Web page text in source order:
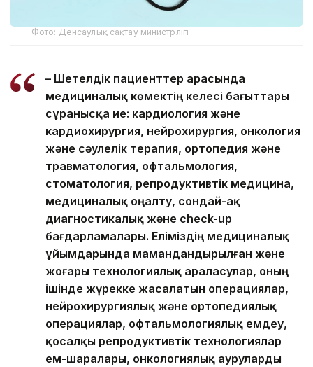
Фото: Денсаулық сақтау министрлігі
– Шетелдік пациенттер арасында
медициналық көмектің келесі бағыттары
сұранысқа ие: кардиология және
кардиохирургия, нейрохирургия, онкология
және сәулелік терапия, ортопедия және
травматология, офтальмология,
стоматология, репродуктивтік медицина,
медициналық оңалту, сондай-ақ
диагностикалық және check-up
бағдарламалары. Еліміздің медициналық
ұйымдарында мамандандырылған және
жоғары технологиялық араласулар, оның
ішінде жүрекке жасалатын операциялар,
нейрохирургиялық және ортопедиялық
операциялар, офтальмологиялық емдеу,
қосалқы репродуктивтік технологиялар
ем-шаралары, онкологиялық ауруларды